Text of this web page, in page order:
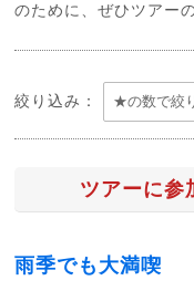
のために、ぜひツアー
絞り込み：
ツアーに参
雨季でも大満喫